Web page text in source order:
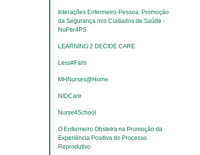
Interações Enfermeiro-Pessoa: Promoção
da Segurança nos Cuidados de Saúde -
NuPer4PS
LEARNING 2 DECIDE CARE
Less#Falls
MHNurses@Home
NIDCare
Nurse4School
O Enfermeiro Obstetra na Promoção da
Experiência Positiva do Processo
Reprodutivo